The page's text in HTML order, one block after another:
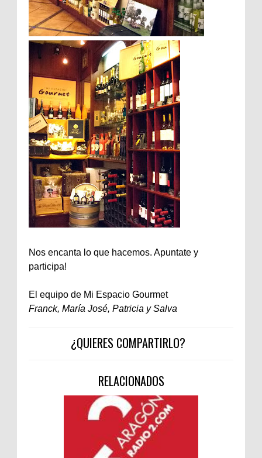
Nos encanta lo que hacemos. Apuntate y
participa!
El equipo de Mi Espacio Gourmet
Franck, María José, Patricia y Salva
¿QUIERES COMPARTIRLO?
RELACIONADOS